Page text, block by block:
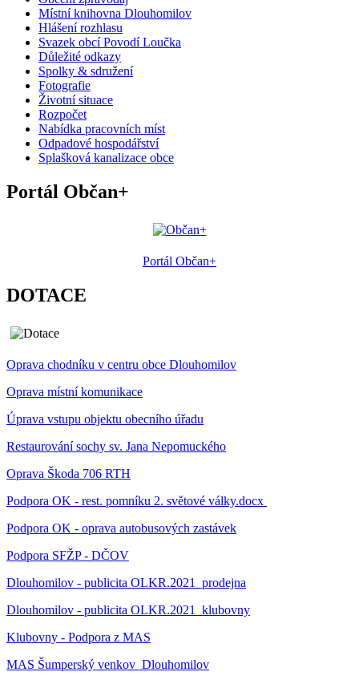
Místní knihovna Dlouhomilov
Hlášení rozhlasu
Svazek obcí Povodí Loučka
Důležité odkazy
Spolky & sdružení
Fotografie
Životní situace
Rozpočet
Nabídka pracovních míst
Odpadové hospodářství
Splašková kanalizace obce
Portál Občan+
Portál Občan+
DOTACE
Oprava chodníku v centru obce Dlouhomilov
Oprava místní komunikace
Úprava vstupu objektu obecního úřadu
Restaurování sochy sv. Jana Nepomuckého
Oprava Škoda 706 RTH
Podpora OK - rest. pomníku 2. světové války.docx
Podpora OK - oprava autobusových zastávek
Podpora SFŽP - DČOV
Dlouhomilov - publicita OLKR.2021_prodejna
Dlouhomilov - publicita OLKR.2021_klubovny
Klubovny - Podpora z MAS
MAS Šumperský venkov_Dlouhomilov